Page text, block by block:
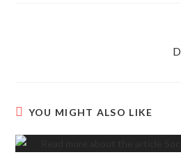
YOU MIGHT ALSO LIKE